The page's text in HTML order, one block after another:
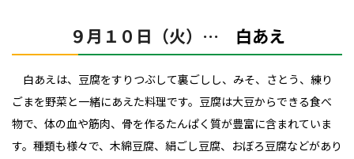
９月１０日（火）… 白あえ
白あえは、豆腐をすりつぶして裏ごしし、みそ、さとう、練り
ごまを野菜と一緒にあえた料理です。 豆腐は大豆からできる食べ
物で、体の血や筋肉、骨を作るたんぱく質が豊富に含まれていま
す。 種類も様々で、木綿豆腐、絹ごし豆腐、おぼろ豆腐などがあり